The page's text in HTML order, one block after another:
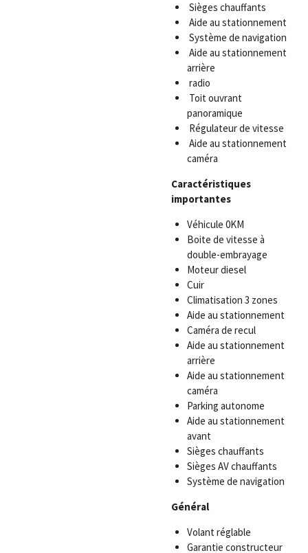
Sièges chauffants
Aide au stationnement
Système de navigation
Aide au stationnement
arrière
radio
Toit ouvrant
panoramique
Régulateur de vitesse
Aide au stationnement
caméra
Caractéristiques
importantes
Véhicule 0KM
Boite de vitesse à
double-embrayage
Moteur diesel
Cuir
Climatisation 3 zones
Aide au stationnement
Caméra de recul
Aide au stationnement
arrière
Aide au stationnement
caméra
Parking autonome
Aide au stationnement
avant
Sièges chauffants
Sièges AV chauffants
Système de navigation
Général
Volant réglable
Garantie constructeur